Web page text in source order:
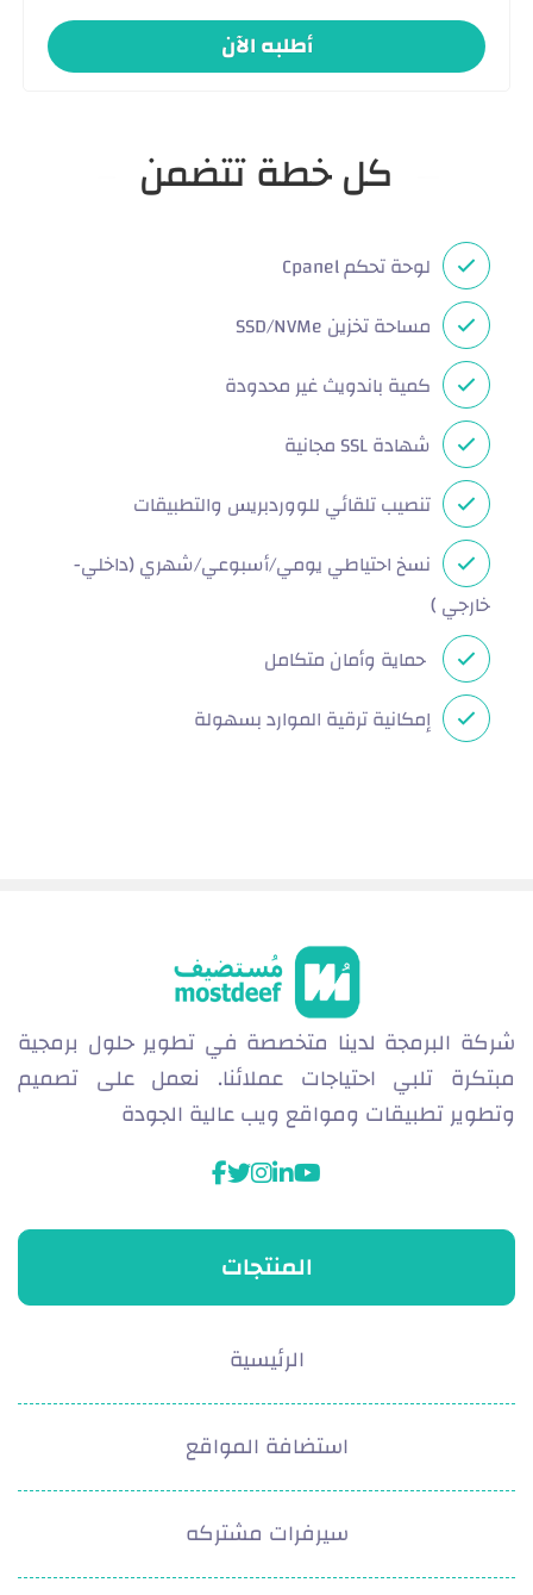
أطلبه الآن
كل خطة تتضمن
لوحة تحكم Cpanel
مساحة تخزين SSD/NVMe
كمية باندويث غير محدودة
شهادة SSL مجانية
تنصيب تلقائي للووردبريس والتطبيقات
نسخ احتياطي يومي/أسبوعي/شهري (داخلي-
خارجي )
حماية وأمان متكامل
إمكانية ترقية الموارد بسهولة
شركة البرمجة لدينا متخصصة في تطوير حلول برمجية
مبتكرة تلبي احتياجات عملائنا. نعمل على تصميم
وتطوير تطبيقات ومواقع ويب عالية الجودة
facebook
twitter
instagram
linkedin
youtube
المنتجات
الرئيسية
استضافة المواقع
سيرفرات مشتركه